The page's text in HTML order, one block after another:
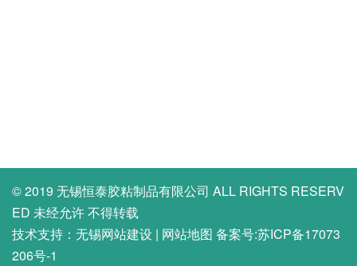
© 2019 无锡恒泰胶粘制品有限公司 ALL RIGHTS RESERV
ED 未经允许 不得转载
技术支持： 无锡网站建设 | 网站地图 备案号:苏ICP备17073
206号-1